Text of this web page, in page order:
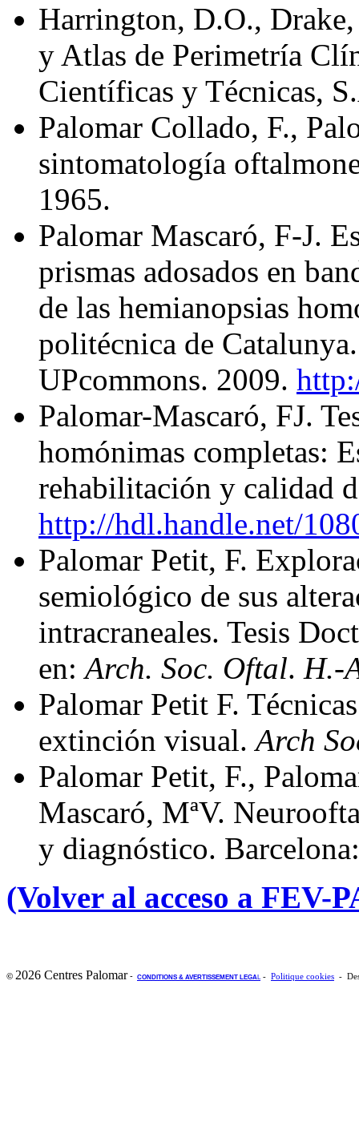
Harrington, D.O.,
y Atlas de Perimetría
Científicas y Técnicas,
Palomar Collado, F.,
sintomatología
1965.
Palomar Mascaró, F-J.
prismas adosados en
de las hemianopsias
politécnica de
UPcommons. 2009.
Palomar-Mascaró, FJ.
homónimas completas:
rehabilitación y calidad
http://hdl.handle.net/
Palomar Petit, F.
semiológico de sus
intracraneales. Tesis
en:Arch. Soc. Oftal. H.-
Palomar Petit F.
extinción visual.Arch
Palomar Petit, F.,
Mascaró, MªV.
y diagnóstico.
(Volver al acceso a FEV-
© 2026 Centres Palomar- CONDITIONS & AVERTISSEMENT LEGAL - Politique cookies -